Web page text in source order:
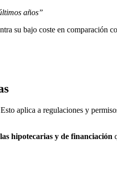
años”
su bajo coste en
aplica a regulaciones y
hipotecarias y de financiación